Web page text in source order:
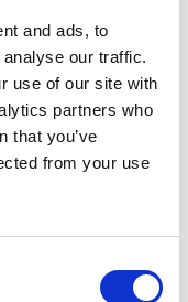
and ads, to
our traffic.
use of our site with
partners who
that you’ve
from your use
Deluxe 13,